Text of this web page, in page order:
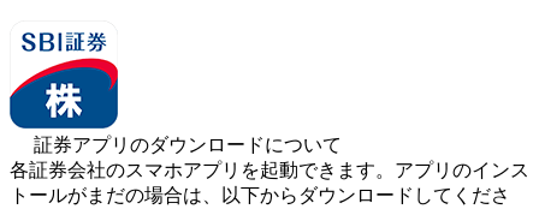
証券アプリのダウンロードについて
各証券会社のスマホアプリを起動できます。アプリのインス
トールがまだの場合は、以下からダウンロードしてくださ